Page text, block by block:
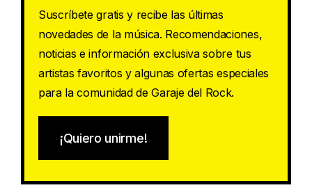
Suscríbete gratis y recibe las últimas
novedades de la música. Recomendaciones,
noticias e información exclusiva sobre tus
artistas favoritos y algunas ofertas especiales
para la comunidad de Garaje del Rock.
¡Quiero unirme!